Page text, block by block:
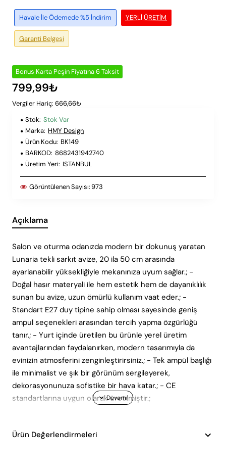
YERLI ÜRETIM
Havale İle Ödemede %5 İndirim
Garanti Belgesi
Bonus Karta Peşin Fiyatına 6 Taksit
799,99₺
Vergiler Hariç: 666,66₺
Stok: Stok Var
Marka: HMY Design
Ürün Kodu: BK149
BARKOD: 8682431942740
Üretim Yeri: ISTANBUL
Görüntülenen Sayısı:973
Açıklama
Salon ve oturma odanızda modern bir dokunuş yaratan
Lunaria tekli sarkıt avize, 20 ila 50 cm arasında
ayarlanabilir yüksekliğiyle mekanınıza uyum sağlar.; -
Doğal hasır materyali ile hem estetik hem de dayanıklılık
sunan bu avize, uzun ömürlü kullanım vaat eder.; -
Standart E27 duy tipine sahip olması sayesinde geniş
ampul seçenekleri arasından tercih yapma özgürlüğü
tanır.; - Yurt içinde üretilen bu ürünle yerel üretim
avantajlarından faydalanırken, modern tasarımıyla da
evinizin atmosferini zenginleştirirsiniz.; - Tek ampül başlığı
ile minimalist ve şık bir görünüm sergileyerek,
dekorasyonunuza sofistike bir hava katar.; - CE
standartlarına uygun olarak üretilmiştir.;
Ürün Değerlendirmeleri